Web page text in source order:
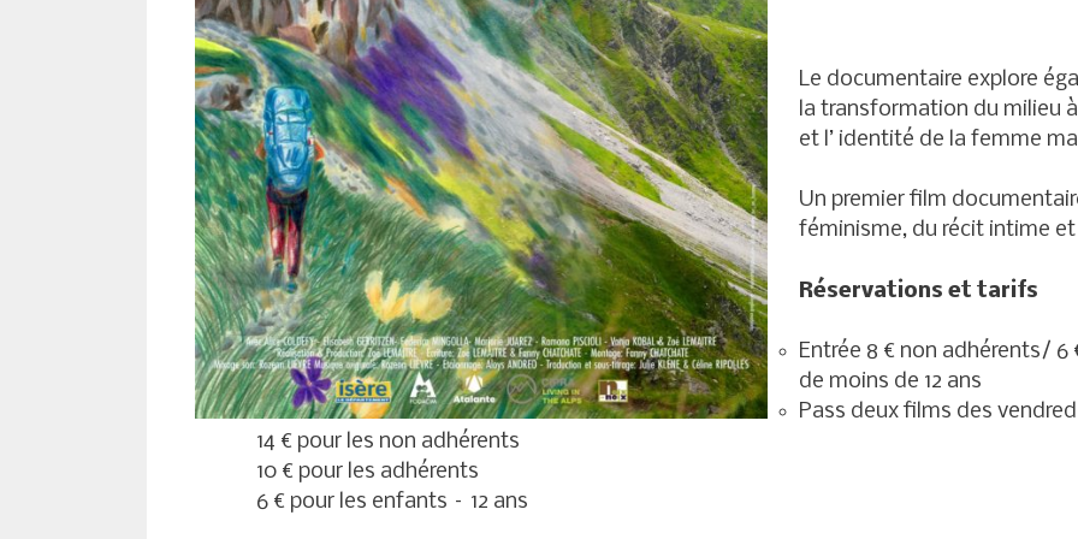
Le documentaire explore
la transformation du milieu
et l’ identité de la femme
Un premier film
féminisme, du récit intime
Réservations et
Entrée 8 € non adhérents/
de moins de 12 ans
Pass deux films des
14 € pour les non adhérents
10 € pour les adhérents
6 € pour les enfants – 12 ans